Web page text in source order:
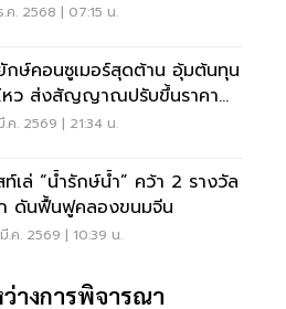
.ค. 2568 | 07:15 น.
กษ์คอนซูเมอร์สุดต้าน อุ้มต้นทุน
หว ส่งสัญญาณปรับขึ้นราคา
. นี้
.ค. 2569 | 21:34 น.
ท์เล่ “น้ำรักษ์น้ำ” คว้า 2 รางวัล
ดันฟื้นฟูคลองขนมจีน
.ค. 2569 | 10:39 น.
างการพิจารณา